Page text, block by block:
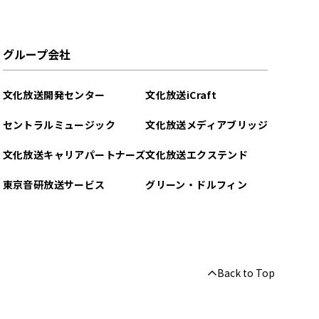
グループ会社
文化放送開発センター
セントラルミュージック
文化放送キャリアパートナーズ
東京音研放送サービス
文化放送iCraft
文化放送メディアブリッジ
文化放送エクステンド
グリーン・ドルフィン
Back to Top